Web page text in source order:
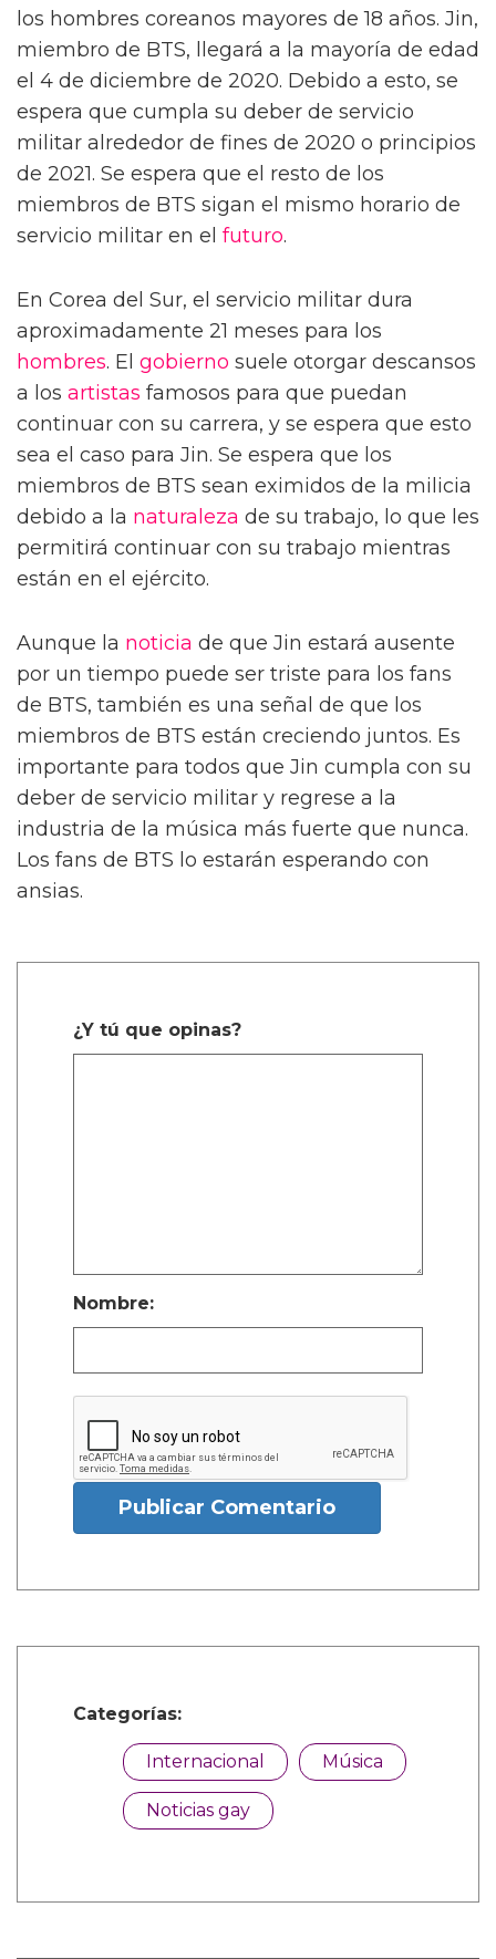
los hombres coreanos mayores de 18 años. Jin,
miembro de BTS, llegará a la mayoría de edad
el 4 de diciembre de 2020. Debido a esto, se
espera que cumpla su deber de servicio
militar alrededor de fines de 2020 o principios
de 2021. Se espera que el resto de los
miembros de BTS sigan el mismo horario de
servicio militar en el futuro.
En Corea del Sur, el servicio militar dura
aproximadamente 21 meses para los
hombres. El gobierno suele otorgar descansos
a los artistas famosos para que puedan
continuar con su carrera, y se espera que esto
sea el caso para Jin. Se espera que los
miembros de BTS sean eximidos de la milicia
debido a la naturaleza de su trabajo, lo que les
permitirá continuar con su trabajo mientras
están en el ejército.
Aunque la noticia de que Jin estará ausente
por un tiempo puede ser triste para los fans
de BTS, también es una señal de que los
miembros de BTS están creciendo juntos. Es
importante para todos que Jin cumpla con su
deber de servicio militar y regrese a la
industria de la música más fuerte que nunca.
Los fans de BTS lo estarán esperando con
ansias.
¿Y tú que opinas?
Nombre:
Publicar Comentario
Categorías:
Internacional Música
Noticias gay